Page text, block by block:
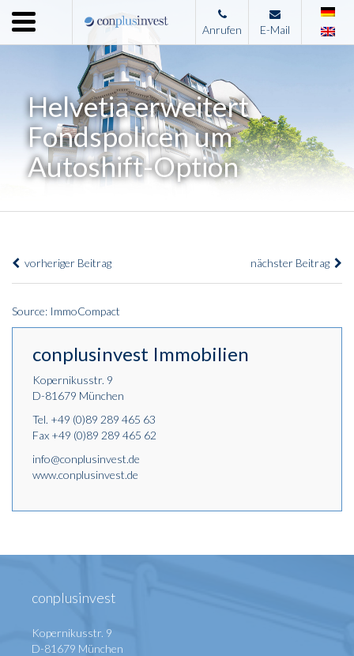
Menu
Home
Unternehmen
Leistungen
Immobilienangebote
News
Impressum
Anrufen E-Mail
Helvetia erweitert
Fondspolicen um
Autoshift-Option
vorheriger Beitrag nächster Beitrag
Source: ImmoCompact
conplusinvest Immobilien
Kopernikusstr. 9
D-81679 München
Tel. +49 (0)89 289 465 63
Fax +49 (0)89 289 465 62
info@conplusinvest.de
www.conplusinvest.de
conplusinvest
Kopernikusstr. 9
D-81679 München